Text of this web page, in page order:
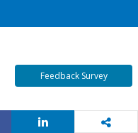
Feedback Survey